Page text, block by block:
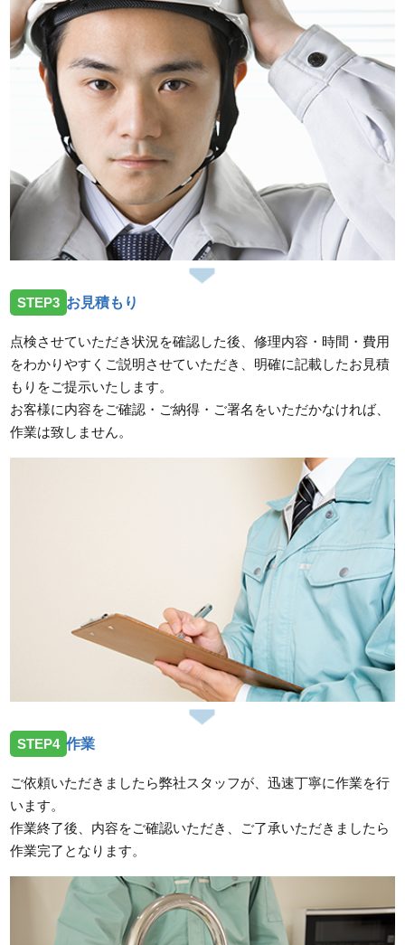
STEP3 お見積もり
点検させていただき状況を確認した後、修理内容・時間・費用
をわかりやすくご説明させていただき、明確に記載したお見積
もりをご提示いたします。
お客様に内容をご確認・ご納得・ご署名をいただかなければ、
作業は致しません。
STEP4 作業
ご依頼いただきましたら弊社スタッフが、迅速丁寧に作業を行
います。
作業終了後、内容をご確認いただき、ご了承いただきましたら
作業完了となります。